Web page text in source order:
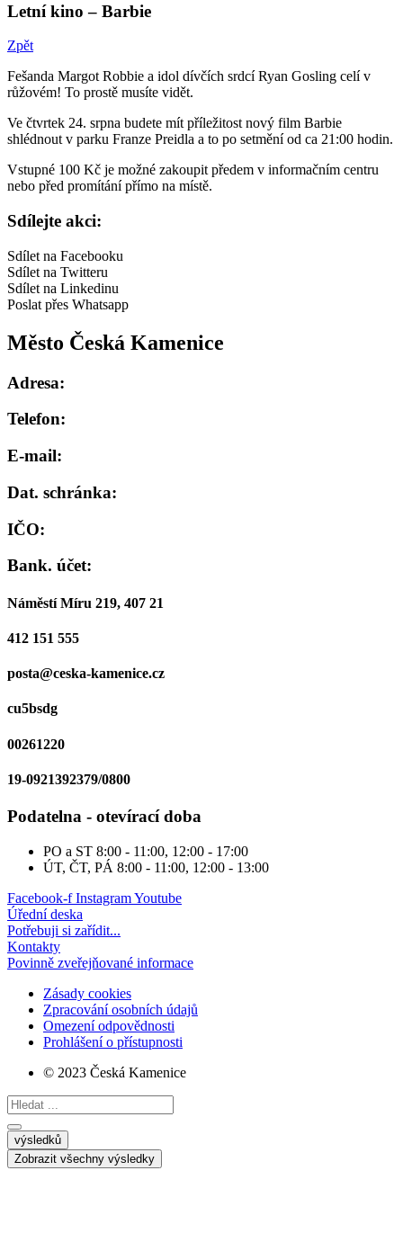
Letní kino – Barbie
Zpět
Fešanda Margot Robbie a idol dívčích srdcí Ryan Gosling celí v
růžovém! To prostě musíte vidět.
Ve čtvrtek 24. srpna budete mít příležitost nový film Barbie
shlédnout v parku Franze Preidla a to po setmění od ca 21:00 hodin.
Vstupné 100 Kč je možné zakoupit předem v informačním centru
nebo před promítání přímo na místě.
Sdílejte akci:
Sdílet na Facebooku
Sdílet na Twitteru
Sdílet na Linkedinu
Poslat přes Whatsapp
Město Česká Kamenice
Adresa:
Telefon:
E-mail:
Dat. schránka:
IČO:
Bank. účet:
Náměstí Míru 219, 407 21
412 151 555
posta@ceska-kamenice.cz
cu5bsdg
00261220
19-0921392379/0800
Podatelna - otevírací doba
PO a ST 8:00 - 11:00, 12:00 - 17:00
ÚT, ČT, PÁ 8:00 - 11:00, 12:00 - 13:00
Facebook-f InstagramYoutube
Úřední deska
Potřebuji si zařídit...
Kontakty
Povinně zveřejňované informace
Zásady cookies
Zpracování osobních údajů
Omezení odpovědnosti
Prohlášení o přístupnosti
© 2023 Česká Kamenice
Search
...
výsledků
Zobrazit všechny výsledky